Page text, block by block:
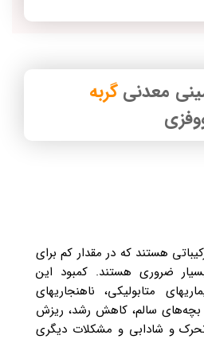
هستند که در مقدار کم برای
ضروری هستند. کمبود این
متابولیکی، ناهنجاری­های
بچه­‌های سالم، کاهش رشد، ریزش
و شادابی و مشکلات دیگری
معدنیگربه